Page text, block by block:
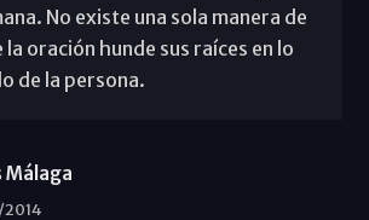
No existe una sola manera de
oración hunde sus raíces en lo
de la persona.
Málaga